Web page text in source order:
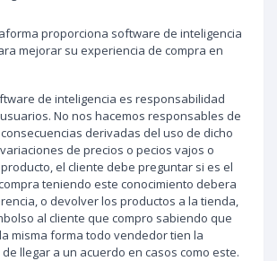
proporciona software de inteligencia
mejorar su experiencia de compra en
de inteligencia es responsabilidad
No nos hacemos responsables de
derivadas del uso de dicho
de precios o pecios vajos o
el cliente debe preguntar si es el
teniendo este conocimiento debera
o devolver los productos a la tienda,
al cliente que compro sabiendo que
misma forma todo vendedor tien la
llegar a un acuerdo en casos como este.